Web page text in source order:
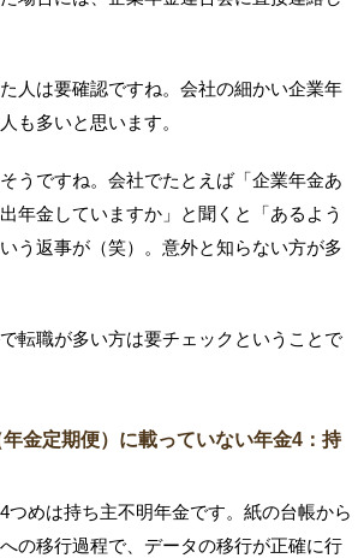
人は要確認ですね。会社の細かい企業年
も多いと思います。
そうですね。会社でたとえば「企業年金あ
年金していますか」と聞くと「あるよう
う返事が（笑）。意外と知らない方が多
転職が多い方は要チェックということで
金定期便）に載っていない年金4：持
4つめは持ち主不明年金です。紙の台帳から
の移行過程で、データの移行が正確に行